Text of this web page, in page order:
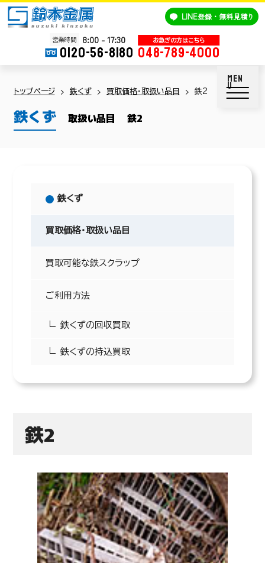
0120-56-8180 048-789-4000
LINE登録・無料見積り
営業時間 8:00 - 17:30
トップページ 鉄くず 買取価格・取扱い品目 鉄2
鉄くず 取扱い品目 鉄2
鉄くず
買取価格・取扱い品目
買取可能な鉄スクラップ
ご利用方法
鉄くずの回収買取
鉄くずの持込買取
鉄2